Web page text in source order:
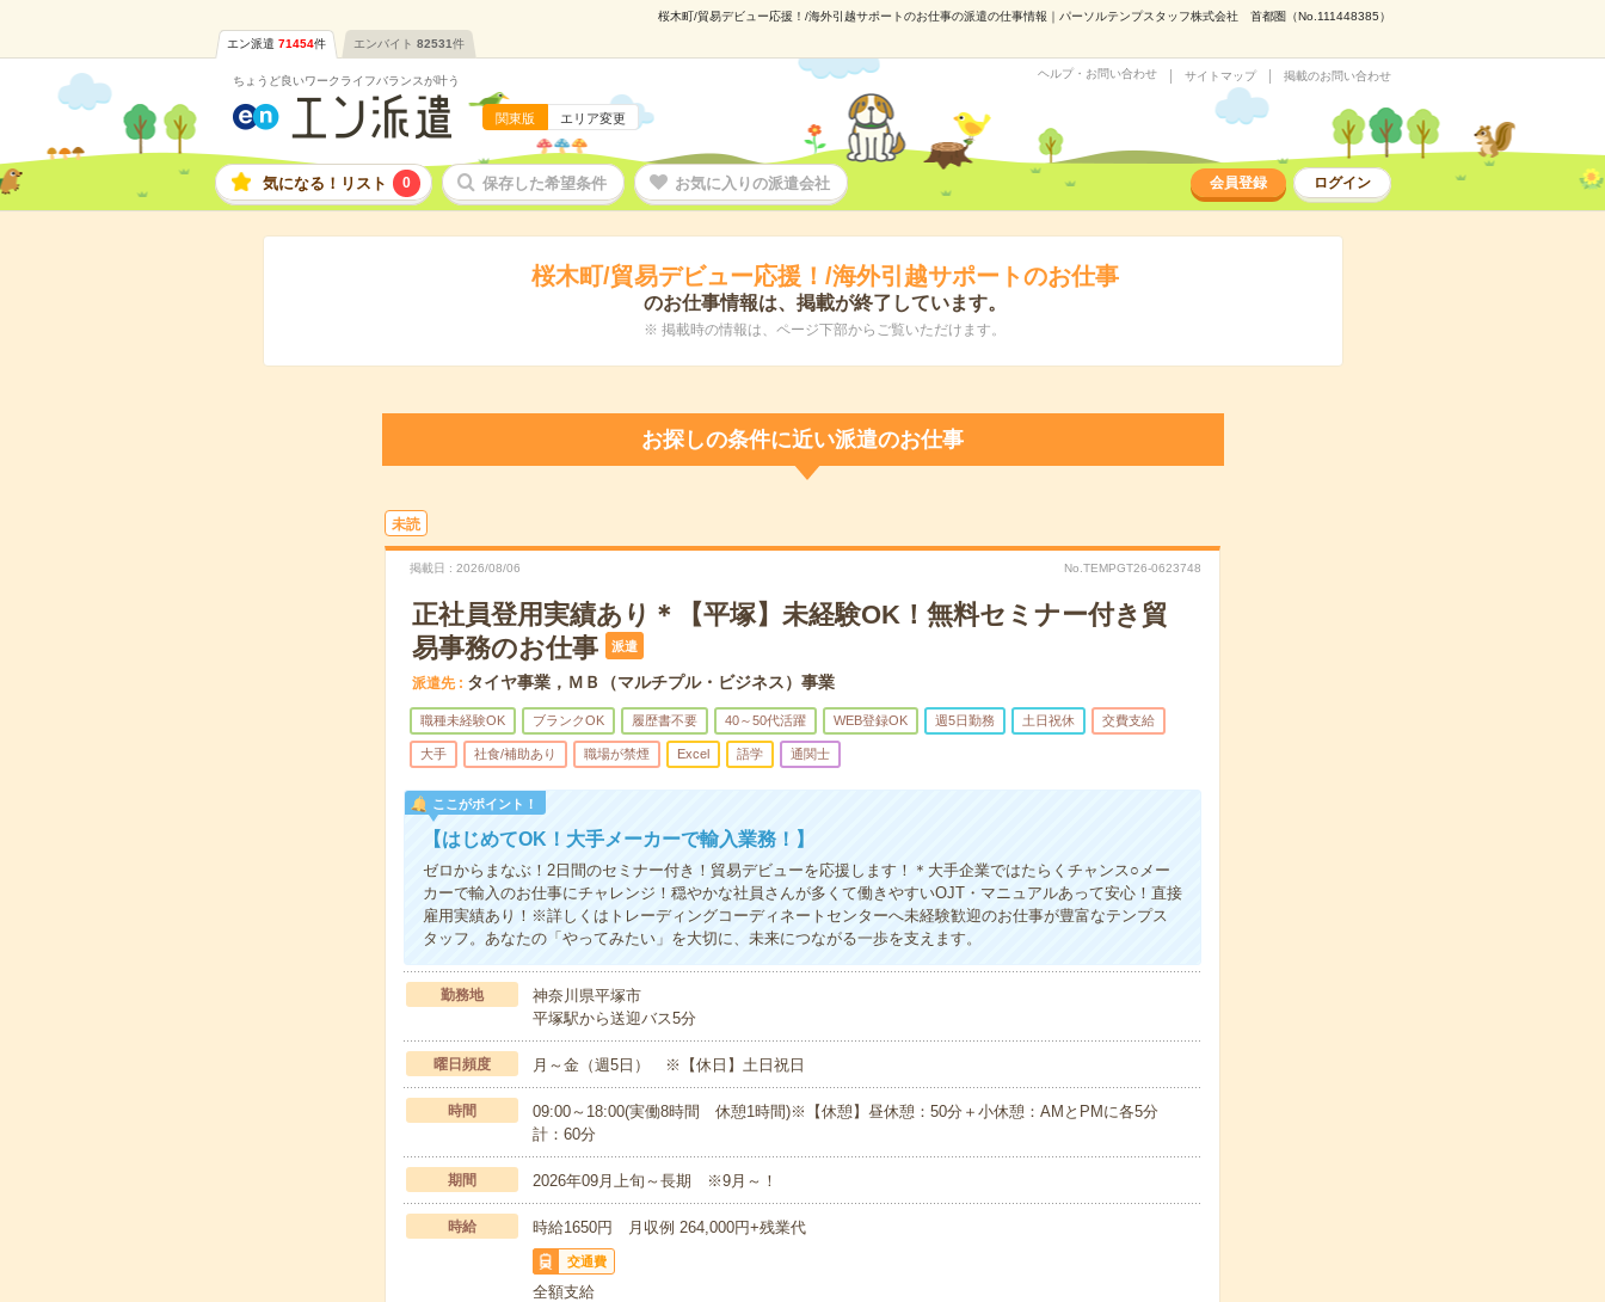
桜木町/貿易デビュー応援！/海外引越サポートのお仕事の派遣の仕事情報｜パーソルテンプスタッフ株式会社 首都圏（No.111448385）
エン派遣 71454件 エンバイト 82531件
ちょうど良いワークライフバランスが叶う
関東版 エリア変更
ヘルプ・お問い合わせ サイトマップ 掲載のお問い合わせ
気になる！リスト 0 保存した希望条件 お気に入りの派遣会社 会員登録 ログイン
桜木町/貿易デビュー応援！/海外引越サポートのお仕事
のお仕事情報は、掲載が終了しています。
※ 掲載時の情報は、ページ下部からご覧いただけます。
お探しの条件に近い派遣のお仕事
未読
掲載日 2026/08/06 No.TEMPGT26-0623748
正社員登用実績あり＊【平塚】未経験OK！無料セミナー付き貿
易事務のお仕事
派遣
派遣先 タイヤ事業，ＭＢ（マルチプル・ビジネス）事業
職種未経験OK ブランクOK 履歴書不要 40～50代活躍 WEB登録OK 週5日勤務 土日祝休 交費支給
大手 社食/補助あり 職場が禁煙 Excel 語学 通関士
ここがポイント！
【はじめてOK！大手メーカーで輸入業務！】
ゼロからまなぶ！2日間のセミナー付き！貿易デビューを応援します！＊大手企業ではたらくチャンス○メー
カーで輸入のお仕事にチャレンジ！穏やかな社員さんが多くて働きやすいOJT・マニュアルあって安心！直接
雇用実績あり！※詳しくはトレーディングコーディネートセンターへ未経験歓迎のお仕事が豊富なテンプス
タッフ。あなたの「やってみたい」を大切に、未来につながる一歩を支えます。
勤務地
神奈川県平塚市
平塚駅から送迎バス5分
曜日頻度 月～金（週5日） ※【休日】土日祝日
時間
09:00～18:00(実働8時間 休憩1時間)※【休憩】昼休憩：50分＋小休憩：AMとPMに各5分
計：60分
期間 2026年09月上旬～長期 ※9月～！
時給 時給1650円 月収例 264,000円+残業代
交通費
全額支給